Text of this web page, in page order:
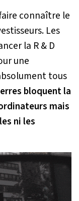
connaître le
Les
la R & D
une
tous
bloquent la
mais
ni les